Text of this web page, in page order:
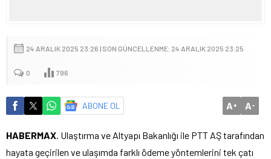
24 ARALIK 2025 23:26 | SON GÜNCELLENME: 24 ARALIK 2025 23:25
0 796
ABONE OL A+ A-
HABERMAX . Ulaştırma ve Altyapı Bakanlığı ile PTT AŞ tarafından
hayata geçirilen ve ulaşımda farklı ödeme yöntemlerini tek çatı